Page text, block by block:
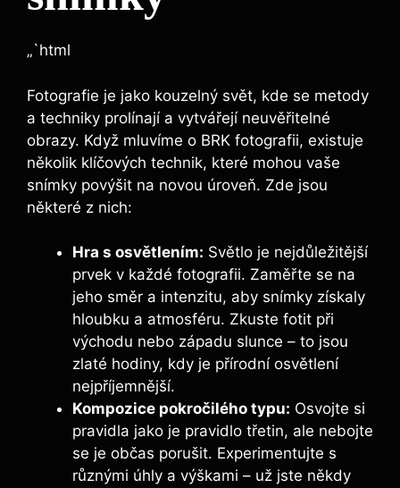
„`html
Fotografie je jako ⁤kouzelný svět, kde se metody
‍a techniky prolínají a‌ vytvářejí⁤ neuvěřitelné
obrazy.⁣ Když mluvíme o BRK fotografii, ⁢existuje
několik klíčových technik, ‌které mohou vaše
snímky povýšit na novou​ úroveň. ⁣Zde jsou‌
některé z nich:
Hra ⁣s osvětlením: ​Světlo je nejdůležitější
‌prvek v každé fotografii. Zaměřte se na
jeho⁣ směr⁢ a‌ intenzitu, aby⁤ snímky získaly
hloubku ‍a atmosféru. Zkuste fotit při ​
východu nebo​ západu slunce – to jsou
⁢zlaté hodiny, ‍kdy⁢ je přírodní ⁤osvětlení
nejpříjemnější.
Kompozice pokročilého ⁣typu: Osvojte si
⁣pravidla jako je pravidlo třetin, ale⁤ nebojte
se ​je ⁢občas ‍porušit. Experimentujte s
různými úhly a výškami – už jste​ někdy ​